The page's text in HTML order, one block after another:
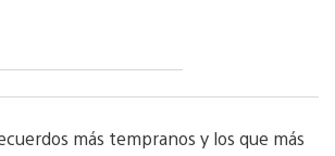
más tempranos y los que más